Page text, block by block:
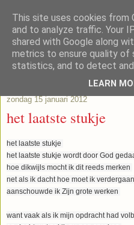
Lub's Blog
zondag 15 januari 2012
het laatste stukje
het laatste stukje
het laatste stukje wordt door God
hoe dikwijls mocht ik dit reeds merken
net als ik dacht hoe moet ik verdergaan
aanschouwde ik Zijn grote werken
want vaak als ik mijn opdracht had
This site uses cookies from
and to analyze traffic. Your
shared with Google along
metrics to ensure quality of
statistics, and to detect and
LEARN